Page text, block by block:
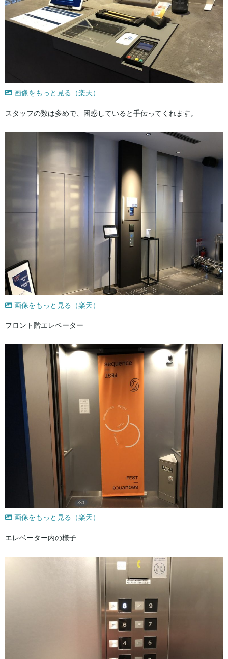
画像をもっと見る（楽天）
スタッフの数は多めで、困惑していると手伝ってくれます。
画像をもっと見る（楽天）
フロント階エレベーター
画像をもっと見る（楽天）
エレベーター内の様子